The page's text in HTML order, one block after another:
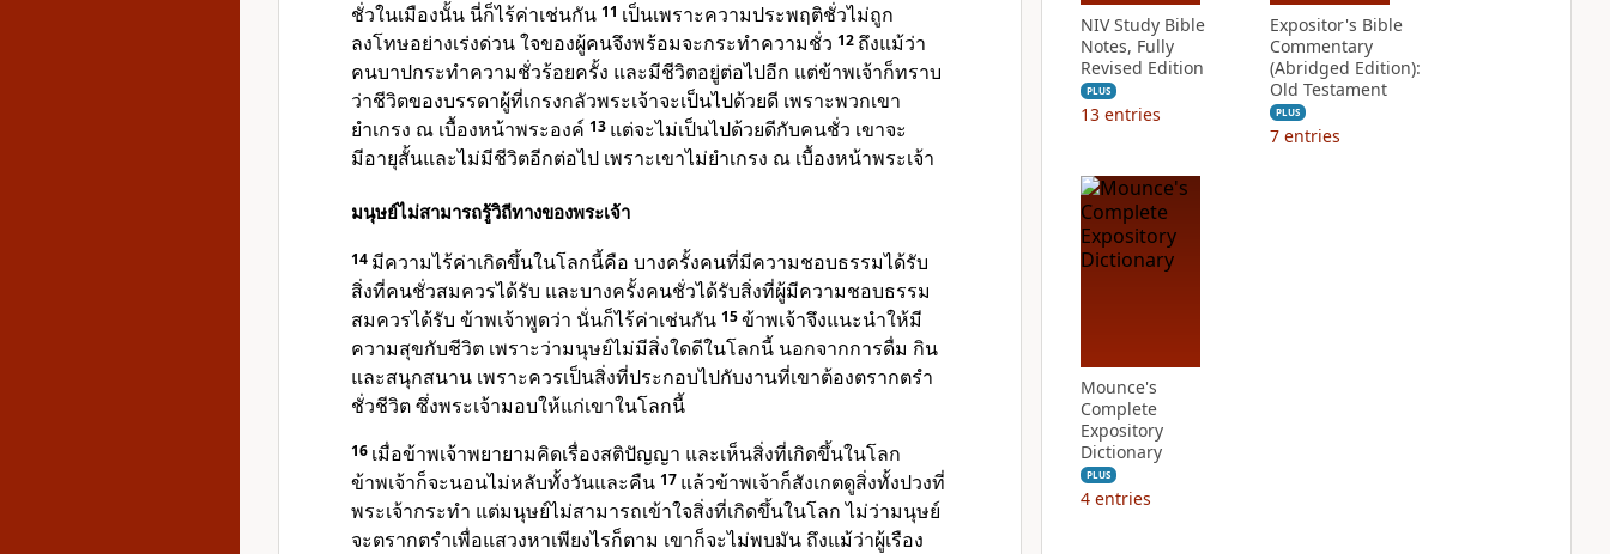
ชั่วในเมืองนั้น นี่ก็ไร้ค่าเช่นกัน 11 เป็นเพราะความประพฤติชั่วไม่ถูก
ลงโทษอย่างเร่งด่วน ใจของผู้คนจึงพร้อมจะกระทำความชั่ว 12 ถึงแม้ว่า
คนบาปกระทำความชั่วร้อยครั้ง และมีชีวิตอยู่ต่อไปอีก แต่ข้าพเจ้าก็ทราบ
ว่าชีวิตของบรรดาผู้ที่เกรงกลัวพระเจ้าจะเป็นไปด้วยดี เพราะพวกเขา
ยำเกรง ณ เบื้องหน้าพระองค์ 13 แต่จะไม่เป็นไปด้วยดีกับคนชั่ว เขาจะ
มีอายุสั้นและไม่มีชีวิตอีกต่อไป เพราะเขาไม่ยำเกรง ณ เบื้องหน้าพระเจ้า
มนุษย์ไม่สามารถรู้วิถีทางของพระเจ้า
14 มีความไร้ค่าเกิดขึ้นในโลกนี้คือ บางครั้งคนที่มีความชอบธรรมได้รับ
สิ่งที่คนชั่วสมควรได้รับ และบางครั้งคนชั่วได้รับสิ่งที่ผู้มีความชอบธรรม
สมควรได้รับ ข้าพเจ้าพูดว่า นั่นก็ไร้ค่าเช่นกัน 15ข้าพเจ้าจึงแนะนำให้มี
ความสุขกับชีวิต เพราะว่ามนุษย์ไม่มีสิ่งใดดีในโลกนี้ นอกจากการดื่ม กิน
และสนุกสนาน เพราะควรเป็นสิ่งที่ประกอบไปกับงานที่เขาต้องตรากตรำ
ชั่วชีวิต ซึ่งพระเจ้ามอบให้แก่เขาในโลกนี้
16 เมื่อข้าพเจ้าพยายามคิดเรื่องสติปัญญา และเห็นสิ่งที่เกิดขึ้นในโลก
ข้าพเจ้าก็จะนอนไม่หลับทั้งวันและคืน 17 แล้วข้าพเจ้าก็สังเกตดูสิ่งทั้งปวงที่
พระเจ้ากระทำ แต่มนุษย์ไม่สามารถเข้าใจสิ่งที่เกิดขึ้นในโลก ไม่ว่ามนุษย์
จะตรากตรำเพื่อแสวงหาเพียงไรก็ตาม เขาก็จะไม่พบมัน ถึงแม้ว่าผู้เรือง
NIV Study Bible
Notes, Fully
Revised Edition
PLUS
13 entries
Expositor's Bible
Commentary
(Abridged Edition):
Old Testament
PLUS
7 entries
Mounce's
Complete
Expository
Dictionary
PLUS
4 entries